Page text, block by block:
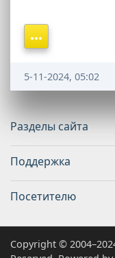
5-11-2024, 05:02
Разделы сайта
Поддержка
Посетителю
Copyright ©